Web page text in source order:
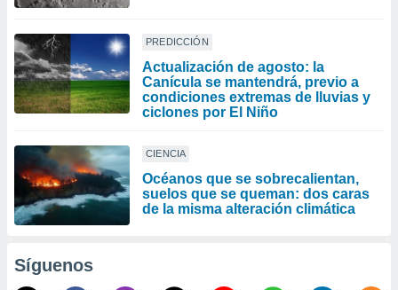
PREDICCIÓN
Actualización de agosto: la
Canícula se mantendrá, previo a
condiciones extremas de lluvias y
ciclones por El Niño
CIENCIA
Océanos que se sobrecalientan,
suelos que se queman: dos caras
de la misma alteración climática
Síguenos